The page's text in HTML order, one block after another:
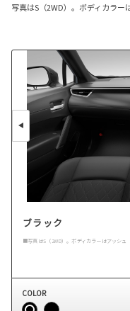
写真はS（2WD）。ボディカラー
ブラック
■写真はS（2WD）。ボディカラーはアッシュ
COLOR